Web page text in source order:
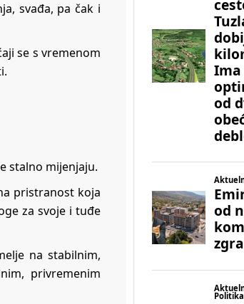
svađa, pa čak i
se s vremenom
stalno mijenjaju.
pristranost koja
za svoje i tuđe
na stabilnim,
privremenim